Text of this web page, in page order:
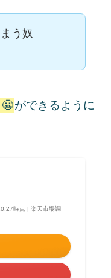
う奴
😬ができるように
時点 | 楽天市場調